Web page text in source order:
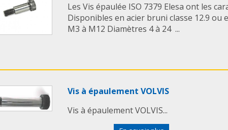
Les Vis épaulée ISO 7379 Elesa ont les
Disponibles en acier bruni classe 12.9 ou
M3 à M12 Diamètres 4 à 24 ...
Vis à épaulement VOLVIS
Vis à épaulement VOLVIS...